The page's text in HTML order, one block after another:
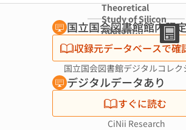
Theoretical
Study of Silicon
Adatom
Transfer from
the Silicon
Surface in
Scanning
Tunneling
Microscopy (The
4th
International
国立国会図書館館内限
収録元データベースで確
国立国会図書館デジタルコレク
デジタルデータあり
すぐに読む
CiNii Research